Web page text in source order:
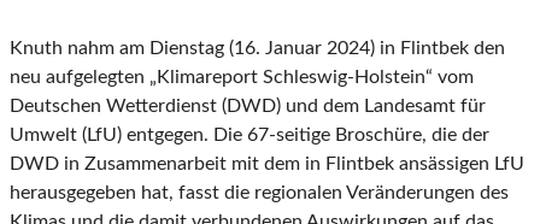
Knuth nahm am Dienstag (16. Januar 2024) in Flintbek den
neu aufgelegten „Klimareport Schleswig-Holstein“ vom
Deutschen Wetterdienst (DWD) und dem Landesamt für
Umwelt (LfU) entgegen. Die 67-seitige Broschüre, die der
DWD in Zusammenarbeit mit dem in Flintbek ansässigen LfU
herausgegeben hat, fasst die regionalen Veränderungen des